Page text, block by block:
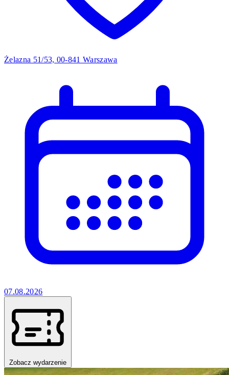
Żelazna 51/53, 00-841 Warszawa
07.08.2026
Zobacz wydarzenie